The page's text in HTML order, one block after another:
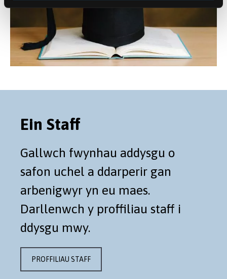
Ein Staff
Gallwch fwynhau addysgu o
safon uchel a ddarperir gan
arbenigwyr yn eu maes.
Darllenwch y proffiliau staff i
ddysgu mwy.
PROFFILIAU STAFF